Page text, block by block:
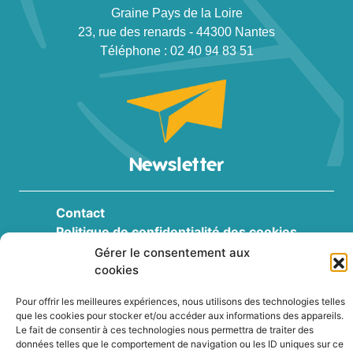
Gérer le consentement aux
cookies
Pour offrir les meilleures expériences, nous utilisons des technologies telles
que les cookies pour stocker et/ou accéder aux informations des appareils.
Le fait de consentir à ces technologies nous permettra de traiter des
données telles que le comportement de navigation ou les ID uniques sur ce
Graine Pays de la Loire
23, rue des renards - 44300 Nantes
Téléphone : 02 40 94 83 51
Newsletter
Contact
Politique de confidentialité des cookies
Conditions générales
Plan du site
2022|Terre Nourriciere